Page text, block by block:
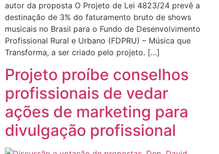
autor da proposta O Projeto de Lei 4823/24 prevê a
destinação de 3% do faturamento bruto de shows
musicais no Brasil para o Fundo de Desenvolvimento
Profissional Rural e Urbano (FDPRU) – Música que
Transforma, a ser criado pelo projeto. […]
Projeto proíbe conselhos
profissionais de vedar
ações de marketing para
divulgação profissional